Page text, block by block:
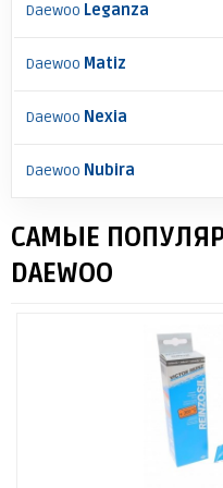
Daewoo Leganza
Daewoo Matiz
Daewoo Nexia
Daewoo Nubira
САМЫЕ
DAEWOO